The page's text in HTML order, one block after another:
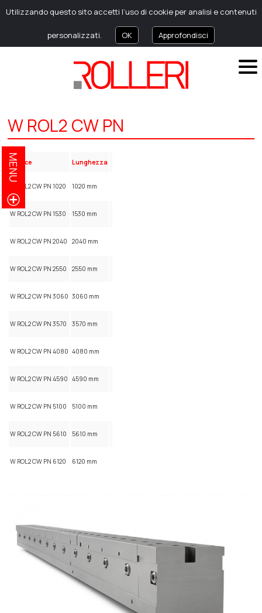
Utilizzando questo sito accetti l’uso di cookie per analisi e contenuti
personalizzati. OK Approfondisci
W ROL2 CW PN
Codice Lunghezza
W ROL2 CW PN 1020 1020 mm
W ROL2 CW PN 1530 1530 mm
W ROL2 CW PN 2040 2040 mm
W ROL2 CW PN 2550 2550 mm
W ROL2 CW PN 3060 3060 mm
W ROL2 CW PN 3570 3570 mm
W ROL2 CW PN 4080 4080 mm
W ROL2 CW PN 4590 4590 mm
W ROL2 CW PN 5100 5100 mm
W ROL2 CW PN 5610 5610 mm
W ROL2 CW PN 6120 6120 mm
MENU